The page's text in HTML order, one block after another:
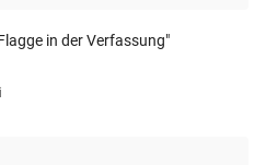
in der Verfassung"